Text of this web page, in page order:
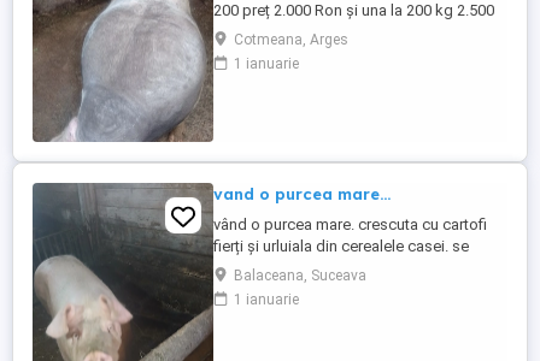
200 preț 2.000 Ron și una la 200 kg 2.500
Ron din montă artificială
Cotmeana, Arges
1 ianuarie
vand o purcea mare...
vând o purcea mare. crescuta cu cartofi
fierți și urluiala din cerealele casei. se
poate vedea in loc Bălăceana.
Balaceana, Suceava
1 ianuarie